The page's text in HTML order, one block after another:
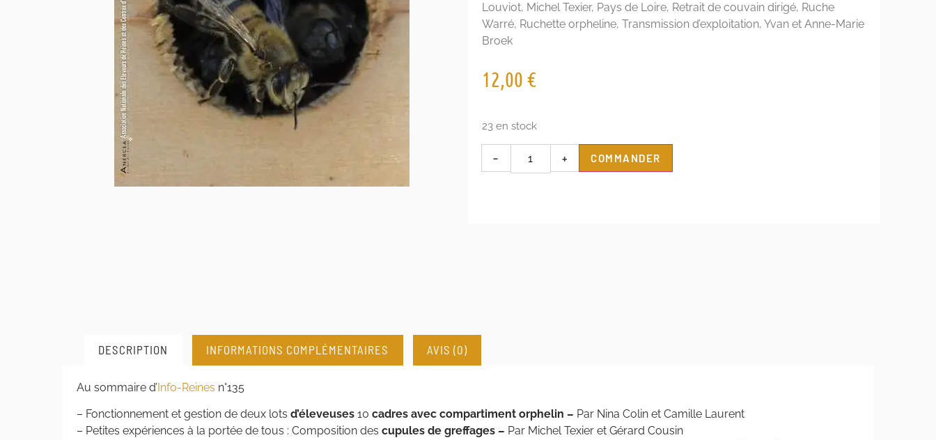
Louviot, Michel Texier, Pays de Loire, Retrait de couvain dirigé, Ruche
Warré, Ruchette orpheline, Transmission d’exploitation, Yvan et Anne-Marie
Broek
12,00€
23 en stock
– + COMMANDER
DESCRIPTION INFORMATIONS COMPLÉMENTAIRES AVIS (0)
Au sommaire d’Info-Reines n°135
– Fonctionnement et gestion de deux lots d’éleveuses 10 cadres avec compartiment orphelin – Par Nina Colin et Camille Laurent
– Petites expériences à la portée de tous : Composition des cupules de greffages – Par Michel Texier et Gérard Cousin